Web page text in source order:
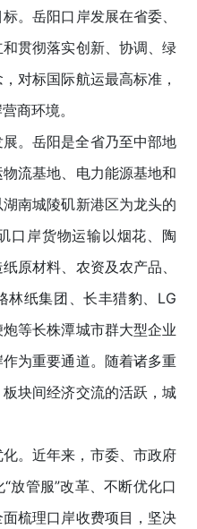
。岳阳口岸发展在省委、
贯彻落实创新、协调、绿
对标国际航运最高标准，
商环境。
。岳阳是全省乃至中部地
流基地、电力能源基地和
南城陵矶新港区为龙头的
口岸货物运输以烟花、陶
原材料、农资及农产品、
林纸集团、长丰猎豹、LG
等长株潭城市群大型企业
为重要通道。随着诸多重
块间经济交流的活跃，城
。近年来，市委、市政府
放管服”改革、不断优化口
梳理口岸收费项目，坚决